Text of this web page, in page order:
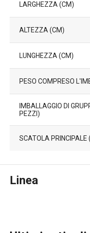
LARGHEZZA (CM)
ALTEZZA (CM)
LUNGHEZZA (CM)
PESO COMPRESO
IMBALLAGGIO DI
PEZZI)
SCATOLA PRINCIPALE
Linea